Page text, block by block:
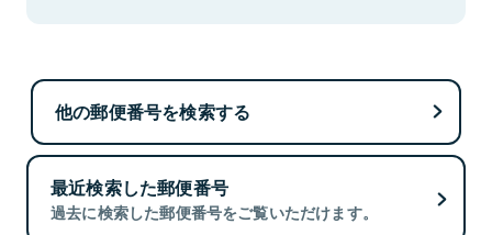
他の郵便番号を検索する
最近検索した郵便番号
過去に検索した郵便番号をご覧いただけます。